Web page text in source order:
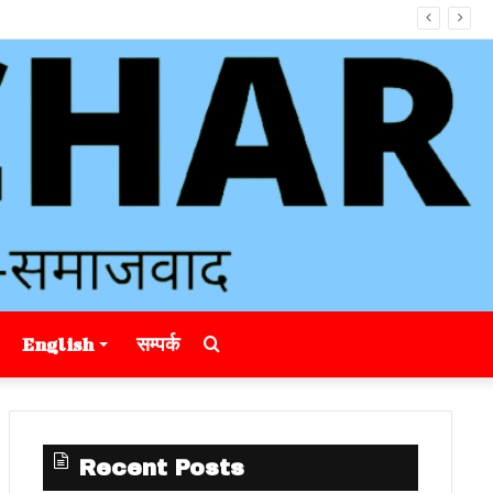
English सम्पर्क Search
for
Recent Posts